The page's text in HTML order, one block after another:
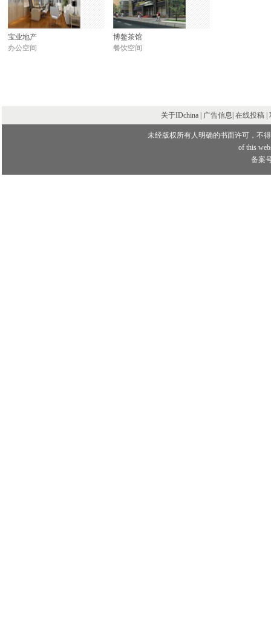
宝业地产
办公空间
博鳌茶馆
餐饮空间
关于IDchina | 广告信息| 在线投稿
未经版权所有人明确的书面许可，不
of this
备案